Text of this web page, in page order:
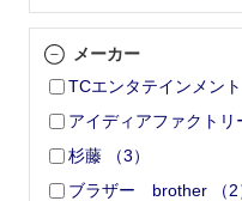
メーカー
TCエンタテインメント
アイディアファクトリ
杉藤
（3）
ブラザー brother
（2